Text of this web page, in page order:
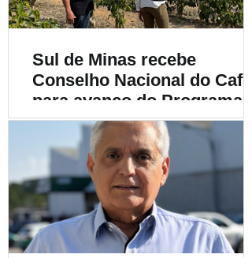
Sul de Minas recebe
Conselho Nacional do Café
para avanço do Programa
Café Produtor de Água